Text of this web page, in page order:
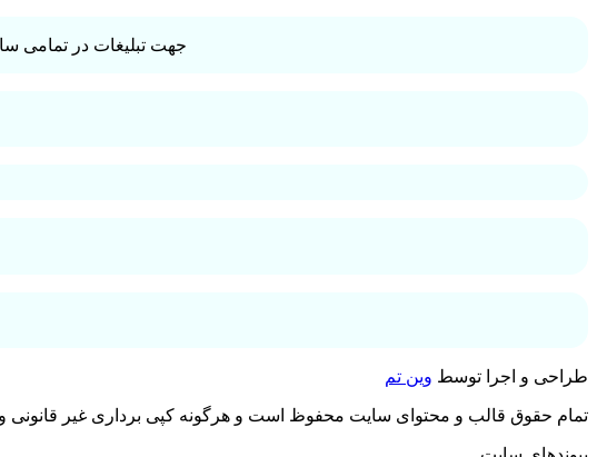
جهت تبلیغات در تمامی
طراحی و اجرا توسط وین تم
تمام حقوق قالب و محتوای سایت محفوظ است و هرگونه کپی برداری غیر قانونی